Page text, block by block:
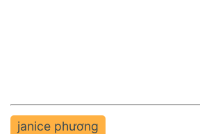
janice phương